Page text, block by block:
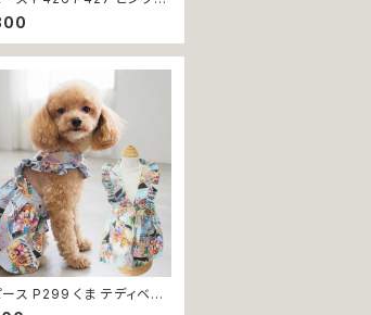
ハンドメイド ビーズ 揺れ
ン レース ドッグウェア 春夏
エア ドッグ ウェア 犬 猫
服 春 夏 洋服 女の子 男の
おしゃれ かわいい 送料無
交換不可
ース P299 くま テディベア
ハンドメイド フリル 犬 犬